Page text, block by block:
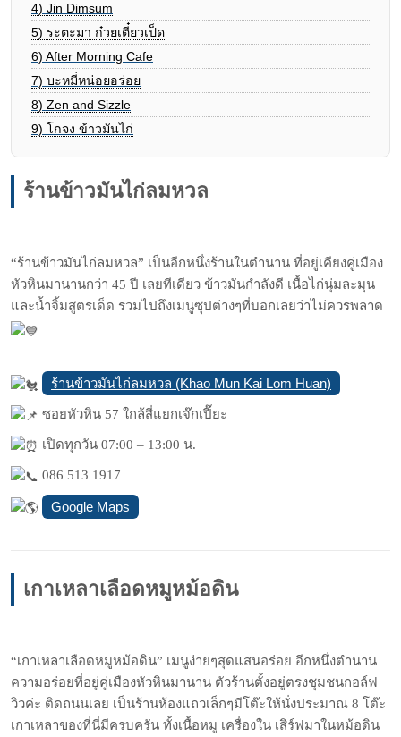
4) Jin Dimsum
5) ระตะมา ก๋วยเตี๋ยวเป็ด
6) After Morning Cafe
7) บะหมี่หน่อยอร่อย
8) Zen and Sizzle
9) โกจง ข้าวมันไก่
ร้านข้าวมันไก่ลมหวล
“ร้านข้าวมันไก่ลมหวล” เป็นอีกหนึ่งร้านในตำนาน ที่อยู่เคียงคู่เมือง
หัวหินมานานกว่า 45 ปี เลยทีเดียว ข้าวมันกำลังดี เนื้อไก่นุ่มละมุน
และน้ำจิ้มสูตรเด็ด รวมไปถึงเมนูซุปต่างๆที่บอกเลยว่าไม่ควรพลาด
ร้านข้าวมันไก่ลมหวล (Khao Mun Kai Lom Huan)
ซอยหัวหิน 57 ใกล้สี่แยกเจ๊กเปี๊ยะ
เปิดทุกวัน 07:00 – 13:00 น.
086 513 1917
Google Maps
เกาเหลาเลือดหมูหม้อดิน
“เกาเหลาเลือดหมูหม้อดิน” เมนูง่ายๆสุดแสนอร่อย อีกหนึ่งตำนาน
ความอร่อยที่อยู่คู่เมืองหัวหินมานาน ตัวร้านตั้งอยู่ตรงชุมชนกอล์ฟ
วิวค่ะ ติดถนนเลย เป็นร้านห้องแถวเล็กๆมีโต๊ะให้นั่งประมาณ 8 โต๊ะ
เกาเหลาของที่นี่มีครบครัน ทั้งเนื้อหมู เครื่องใน เสิร์ฟมาในหม้อดิน